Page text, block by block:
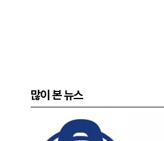
많이 본 뉴스